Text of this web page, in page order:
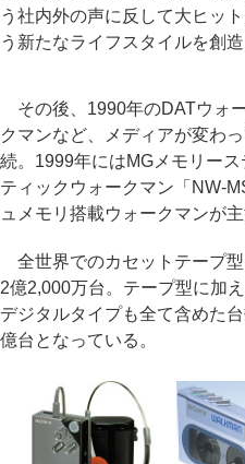
う社内外の声に反して大ヒッ
う新たなライフスタイルを創造
その後、1990年のDATウォ
クマンなど、メディアが変わ
続。1999年にはMGメモリー
ティックウォークマン「NW-
ュメモリ搭載ウォークマンが
全世界でのカセットテープ
2億2,000万台。テープ型に加
デジタルタイプも全て含めた
億台となっている。